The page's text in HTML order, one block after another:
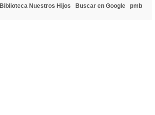
Biblioteca Nuestros Hijos Buscar en Google pmb